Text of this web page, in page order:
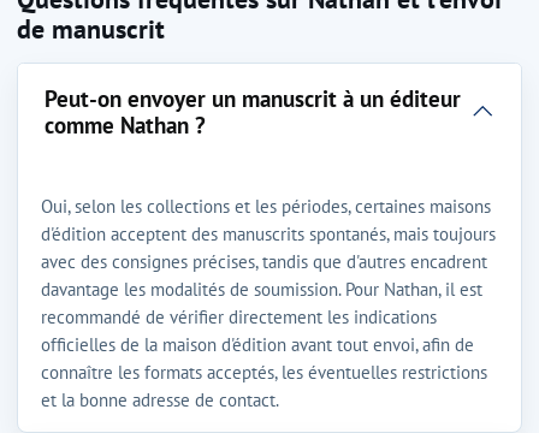
de manuscrit
Peut-on envoyer un manuscrit à un éditeur
comme Nathan ?
Oui, selon les collections et les périodes, certaines maisons
d'édition acceptent des manuscrits spontanés, mais toujours
avec des consignes précises, tandis que d'autres encadrent
davantage les modalités de soumission. Pour Nathan, il est
recommandé de vérifier directement les indications
officielles de la maison d'édition avant tout envoi, afin de
connaître les formats acceptés, les éventuelles restrictions
et la bonne adresse de contact.